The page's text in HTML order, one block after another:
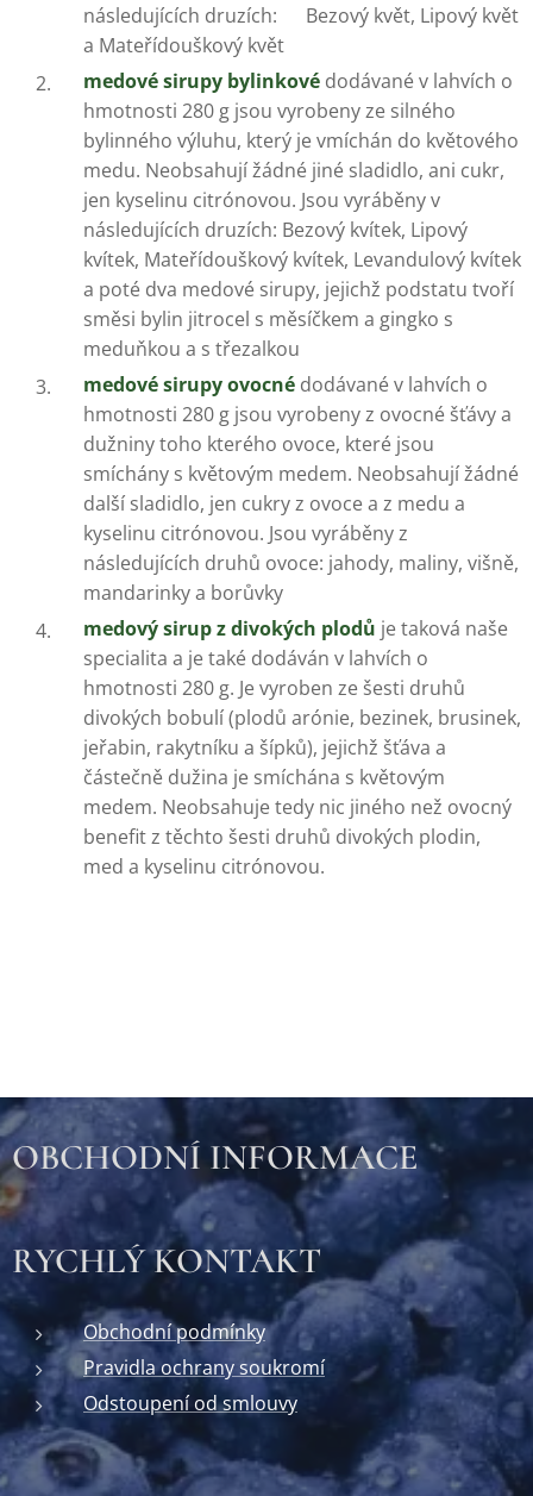
následujících druzích: Bezový květ, Lipový květ
a Mateřídouškový květ
medové sirupy bylinkové dodávané v lahvích o
hmotnosti 280 g jsou vyrobeny ze silného
bylinného výluhu, který je vmíchán do květového
medu. Neobsahují žádné jiné sladidlo, ani cukr,
jen kyselinu citrónovou. Jsou vyráběny v
následujících druzích: Bezový kvítek, Lipový
kvítek, Mateřídouškový kvítek, Levandulový kvítek
a poté dva medové sirupy, jejichž podstatu tvoří
směsi bylin jitrocel s měsíčkem a gingko s
meduňkou a s třezalkou
medové sirupy ovocné dodávané v lahvích o
hmotnosti 280 g jsou vyrobeny z ovocné šťávy a
dužniny toho kterého ovoce, které jsou
smíchány s květovým medem. Neobsahují žádné
další sladidlo, jen cukry z ovoce a z medu a
kyselinu citrónovou. Jsou vyráběny z
následujících druhů ovoce: jahody, maliny, višně,
mandarinky a borůvky
medový sirup z divokých plodů je taková naše
specialita a je také dodáván v lahvích o
hmotnosti 280 g. Je vyroben ze šesti druhů
divokých bobulí (plodů arónie, bezinek, brusinek,
jeřabin, rakytníku a šípků), jejichž šťáva a
částečně dužina je smíchána s květovým
medem. Neobsahuje tedy nic jiného než ovocný
benefit z těchto šesti druhů divokých plodin,
med a kyselinu citrónovou.
OBCHODNÍ INFORMACE
RYCHLÝ KONTAKT
Obchodní podmínky
Pravidla ochrany soukromí
Odstoupení od smlouvy